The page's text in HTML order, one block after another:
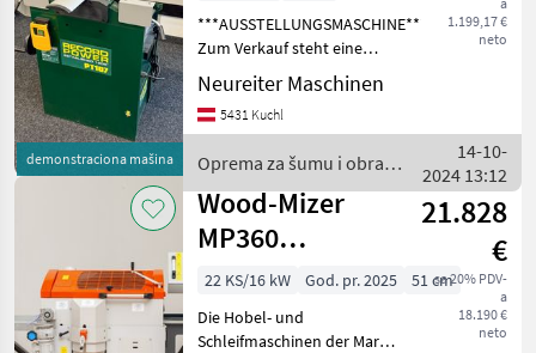
demonstraciona mašina
PT 107
1.199,17 €
neto
***AUSSTELLUNGSMASCHINE***
Zum Verkauf steht eine
neuwertige Record Power
PT 107 Abricht-
Dickenhobelmaschine mit
mm. Die Maschine ist
Neureiter Maschinen
5431 Kuchl
Oprema za šumu i obradu
drveta / Sonstige
14-10-
2024 13:12
Wood-Mizer
MP360
Vierseitenhobel
21.828
€
sa 20% PDV-
a
18.190 €
neto
22 KS/16 kW God. pr. 2025
51 cm
Die Hobel- und
Schleifmaschinen der Marke